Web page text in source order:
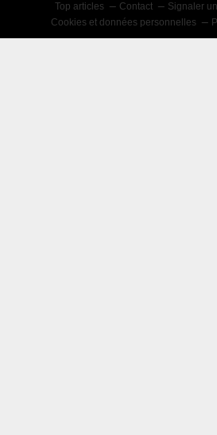
Top articles Contact Signaler
Cookies et données personnelles